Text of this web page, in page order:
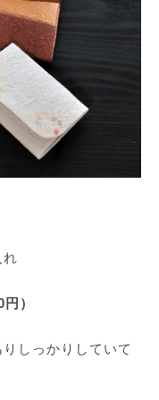
れ
）
しっかりしていて